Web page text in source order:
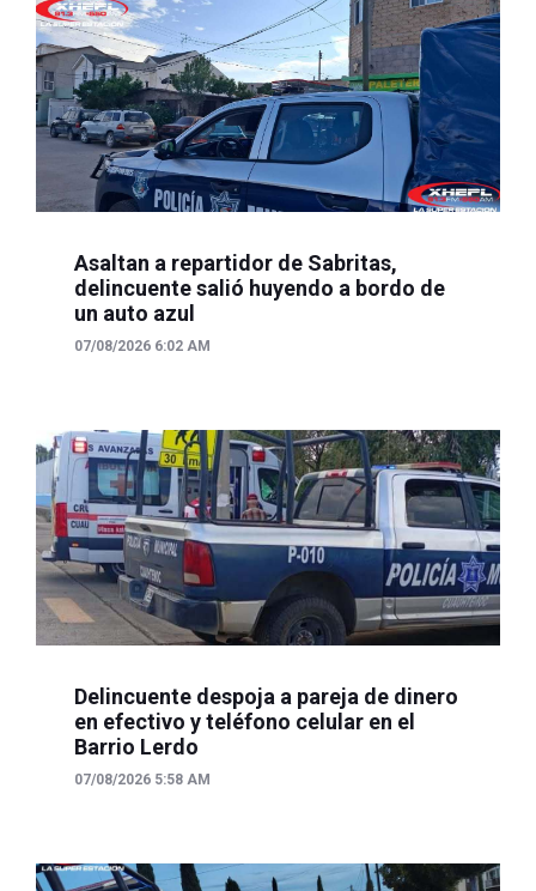
Asaltan a repartidor de Sabritas,
delincuente salió huyendo a bordo de
un auto azul
07/08/2026 6:02 AM
Delincuente despoja a pareja de dinero
en efectivo y teléfono celular en el
Barrio Lerdo
07/08/2026 5:58 AM